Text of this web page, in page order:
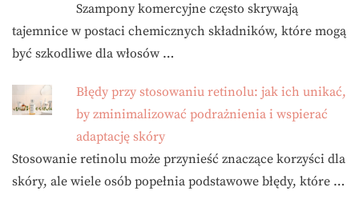
Szampony komercyjne często skrywają
tajemnice w postaci chemicznych składników, które mogą
być szkodliwe dla włosów …
Błędy przy stosowaniu retinolu: jak ich unikać,
by zminimalizować podrażnienia i wspierać
adaptację skóry
Stosowanie retinolu może przynieść znaczące korzyści dla
skóry, ale wiele osób popełnia podstawowe błędy, które …